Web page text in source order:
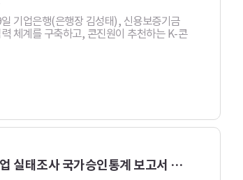
기업은행(은행장 김성태), 신용보증기금
체계를 구축하고, 콘진원이 추천하는 K-콘
‘2024년 웹툰산업 매출 2조 2,856억 원, 전년 대비 4.4% 성장’ 콘진원, 2025 웹툰산업 실태조사 국가승인통계 보고서 발간